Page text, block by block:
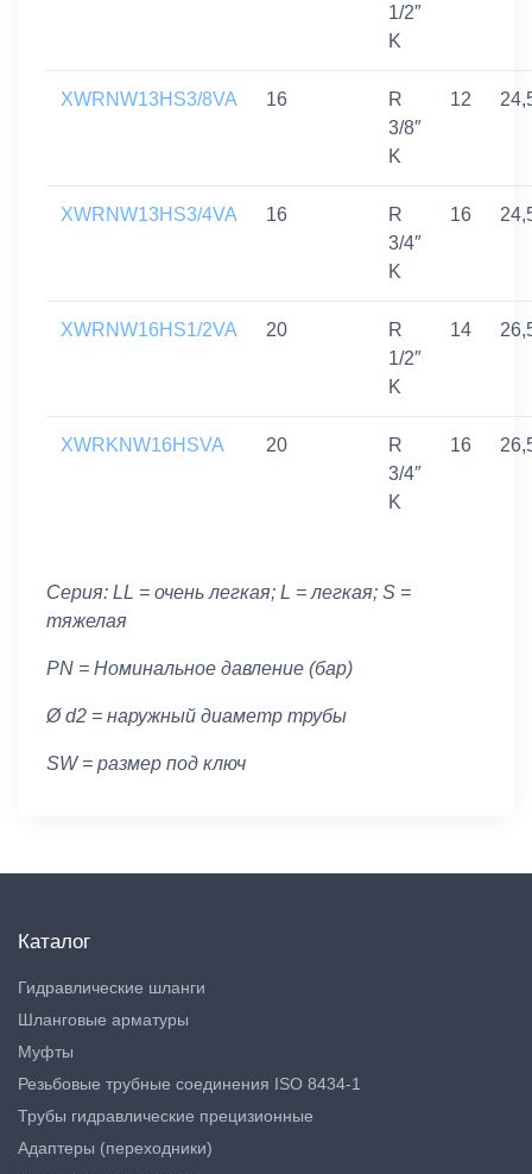
1/2″
K
XWRNW13HS3/8VA 16
R
3/8″
K
12
XWRNW13HS3/4VA 16
R
3/4″
K
16
XWRNW16HS1/2VA 20
R
1/2″
K
14
XWRKNW16HSVA 20
R
3/4″
K
16
Серия: LL = очень легкая; L = легкая; S =
тяжелая
PN = Номинальное давление (бар)
Ø d2 = наружный диаметр трубы
SW = размер под ключ
Каталог
Гидравлические шланги
Шланговые арматуры
Муфты
Резьбовые трубные соединения ISO 8434-1
Трубы гидравлические прецизионные
Адаптеры (переходники)